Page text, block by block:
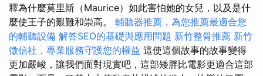
釋為什麼莫里斯（Maurice）如此害怕她的女兒，以及是什
麼使王子的艱難和崇高。 輔聽器推薦，為您推薦最適合您
的輔聽設備 解答SEO的基礎與應用問題 新竹整骨推薦 新竹
徵信社，專業服務守護您的權益 這使這個故事的故事變得
更加嚴峻，讓我們面對現實吧，這部矮胖比電影更適合這部